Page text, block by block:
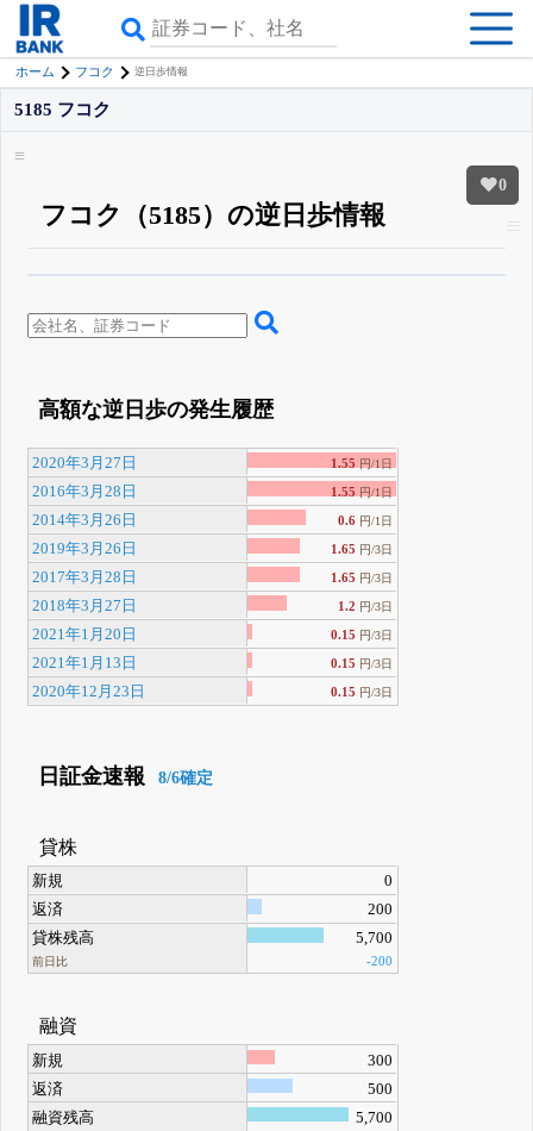
ホーム フコク 逆日歩情報
0
5185 フコク
フコク（5185）の逆日歩情報
見られる
無料でβ版をはじめる
登録すると永久30%OFFと米株版の先行利用も付きます
高額な逆日歩の発生履歴
2020年3月27日 1.55 円/1日
2016年3月28日 1.55 円/1日
2014年3月26日 0.6 円/1日
2019年3月26日 1.65 円/3日
2017年3月28日 1.65 円/3日
2018年3月27日 1.2 円/3日
2021年1月20日 0.15 円/3日
2021年1月13日 0.15 円/3日
2020年12月23日 0.15 円/3日
日証金速報 8/6確定
貸株
新規
0
返済
200
貸株残高
前日比
5,700
-200
融資
新規
300
返済
500
融資残高
5,700